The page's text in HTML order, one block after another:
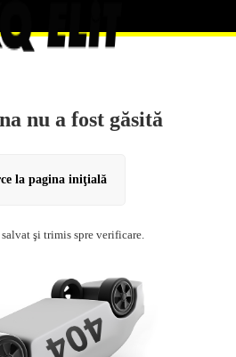
nu a fost găsită
la pagina iniţială
şi trimis spre verificare.